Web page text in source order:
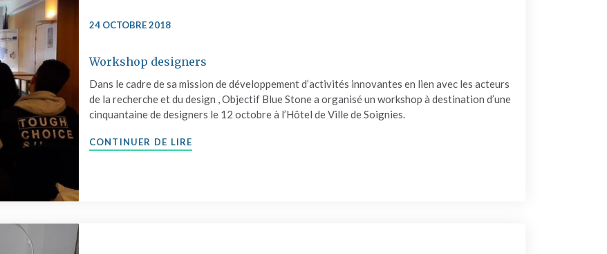
24 OCTOBRE 2018
Workshop designers
Dans le cadre de sa mission de développement d’activités innovantes en lien avec les acteurs
de la recherche et du design , Objectif Blue Stone a organisé un workshop à destination d’une
cinquantaine de designers le 12 octobre à l’Hôtel de Ville de Soignies.
CONTINUER DE LIRE